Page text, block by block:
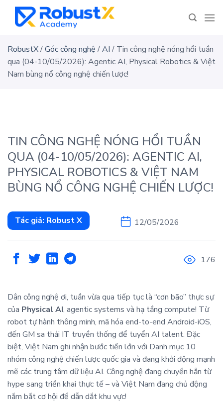
content
RobustX/Góc công nghệ/AI/ Tin công nghệ nóng hổi tuần
qua (04-10/05/2026): Agentic AI, Physical Robotics & Việt
Nam bùng nổ công nghệ chiến lược!
TIN CÔNG NGHỆ NÓNG HỔI TUẦN
QUA (04-10/05/2026): AGENTIC AI,
PHYSICAL ROBOTICS & VIỆT NAM
BÙNG NỔ CÔNG NGHỆ CHIẾN LƯỢC!
Tác giả: Robust X 12/05/2026
176
Dân công nghệ ơi, tuần vừa qua tiếp tục là “cơn bão” thực sự
của Physical AI, agentic systems và hạ tầng compute! Từ
robot tự hành thông minh, mã hóa end-to-end Android-iOS,
đến GM sa thải IT truyền thống để tuyển AI talent. Đặc
biệt, Việt Nam ghi nhận bước tiến lớn với Danh mục 10
nhóm công nghệ chiến lược quốc gia và đang khởi động mạnh
mẽ các trung tâm dữ liệu AI. Công nghệ đang chuyển hẳn từ
hype sang triển khai thực tế – và Việt Nam đang chủ động
nắm bắt cơ hội để dẫn dắt khu vực!